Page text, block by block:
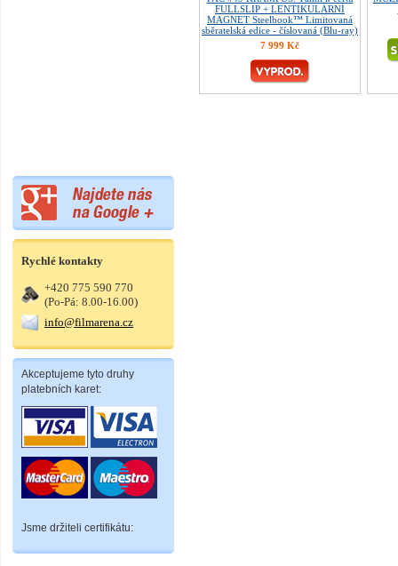
Rychlé kontakty
+420 775 590 770
(Po-Pá: 8.00-16.00)
info@filmarena.cz
Akceptujeme tyto druhy
platebních karet:
Jsme držiteli certifikátu:
FULLSLIP + LENTIKULÁRNÍ
MAGNET Steelbook™ Limitovaná
sběratelská edice - číslovaná (Blu-ray)
7 999 Kč